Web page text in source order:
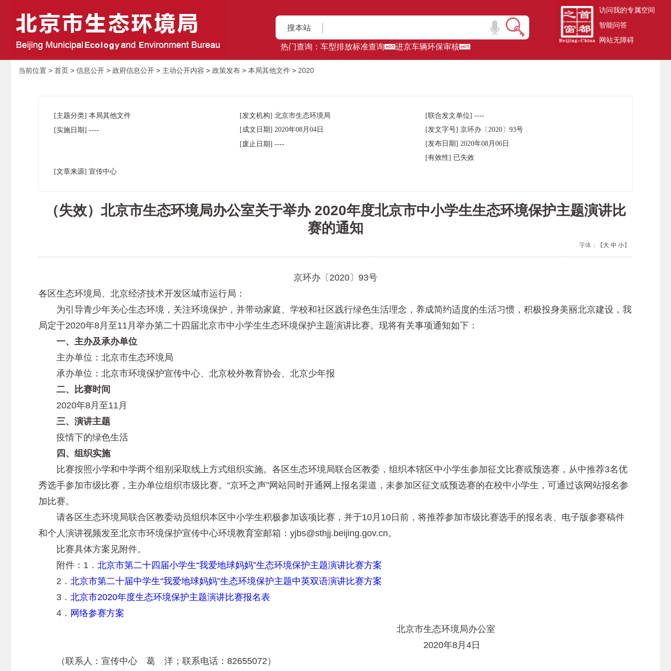
搜本站
热门查询： 车型排放标准查询 进京车辆环保审核
访问我的专属空间
智能问答
网站无障碍
当前位置 > 首页 > 信息公开 > 政府信息公开 > 主动公开内容 > 政策发布 > 本局其他文件 > 2020
[主题分类] 本局其他文件 [发文机构] 北京市生态环境局
[联合发文单位] ----
[实施日期] ---- [成文日期] 2020年08月04日
[发文字号] 京环办〔2020〕93号
[废止日期]----
[发布日期] 2020年08月06日
[有效性] 已失效
[文章来源] 宣传中心
（失效）北京市生态环境局办公室关于举办 2020年度北京市中小学生生态环境保护主题演讲比
赛的通知
字体：【 大 中 小】
京环办〔2020〕93号
各区生态环境局、北京经济技术开发区城市运行局：
为引导青少年关心生态环境，关注环境保护，并带动家庭、学校和社区践行绿色生活理念，养成简约适度的生活习惯，积极投身美丽北京建设，我
局定于2020年8月至11月举办第二十四届北京市中小学生生态环境保护主题演讲比赛。现将有关事项通知如下：
一、主办及承办单位
主办单位：北京市生态环境局
承办单位：北京市环境保护宣传中心、北京校外教育协会、北京少年报
二、比赛时间
2020年8月至11月
三、演讲主题
疫情下的绿色生活
四、组织实施
比赛按照小学和中学两个组别采取线上方式组织实施。各区生态环境局联合区教委，组织本辖区中小学生参加征文比赛或预选赛，从中推荐3名优
秀选手参加市级比赛，主办单位组织市级比赛。“京环之声”网站同时开通网上报名渠道，未参加区征文或预选赛的在校中小学生，可通过该网站报名参
加比赛。
请各区生态环境局联合区教委动员组织本区中小学生积极参加该项比赛，并于10月10日前，将推荐参加市级比赛选手的报名表、电子版参赛稿件
和个人演讲视频发至北京市环境保护宣传中心环境教育室邮箱：yjbs@sthjj.beijing.gov.cn。
比赛具体方案见附件。
附件：1． 北京市第二十四届小学生“我爱地球妈妈”生态环境保护主题演讲比赛方案
2． 北京市第二十届中学生“我爱地球妈妈”生态环境保护主题中英双语演讲比赛方案
3． 北京市2020年度生态环境保护主题演讲比赛报名表
4． 网络参赛方案
北京市生态环境局办公室
2020年8月4日
（联系人：宣传中心 葛 洋；联系电话：82655072）